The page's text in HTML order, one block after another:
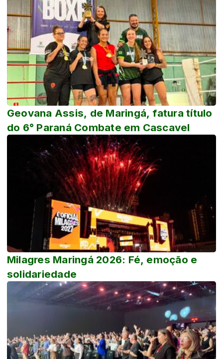
Geovana Assis, de Maringá, fatura título
do 6° Paraná Combate em Cascavel
Milagres Maringá 2026: Fé, emoção e
solidariedade